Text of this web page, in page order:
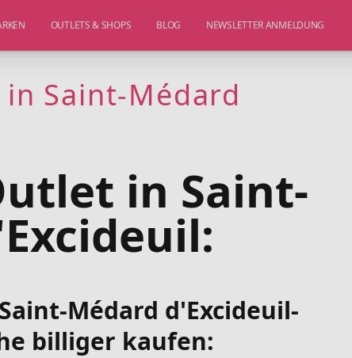
OUTLETS & SHOPS BLOG NEWSLETTER ANMELDUNG
Saint-Médard
in Saint-
Médard d'Excideuil-
billiger kaufen: